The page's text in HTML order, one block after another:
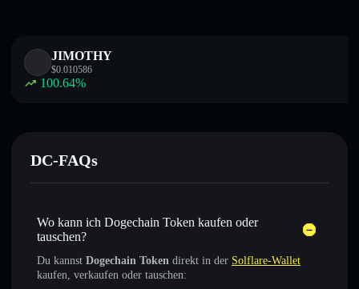
JIMOTHY
$0.010586
100.64%
DC-FAQs
Wo kann ich Dogechain Token kaufen oder
tauschen?
Du kannst Dogechain Token direkt in der Solflare-Wallet
kaufen, verkaufen oder tauschen: